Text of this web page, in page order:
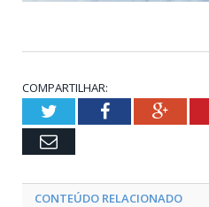
COMPARTILHAR:
TwitterFacebook
Email
CONTEÚDO RELACIONADO